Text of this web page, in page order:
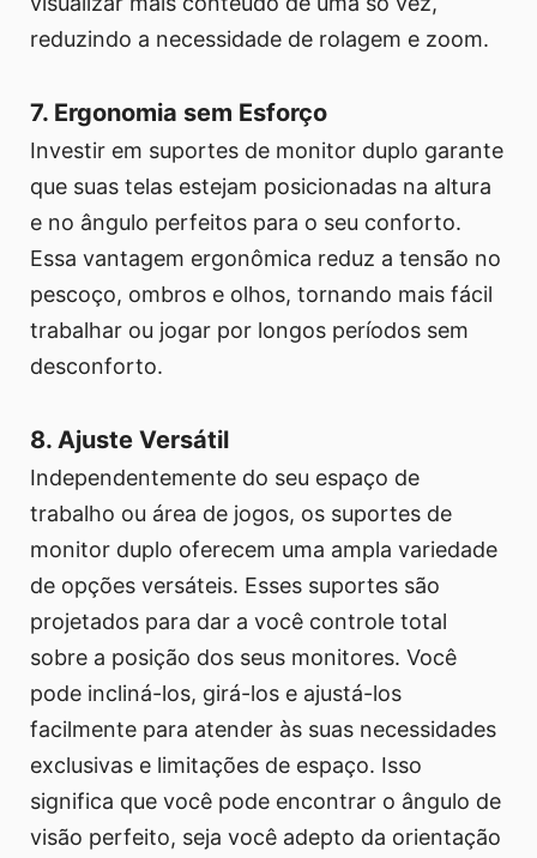
reduzindo a necessidade de rolagem e zoom.
7. Ergonomia sem Esforço
Investir em suportes de monitor duplo garante
que suas telas estejam posicionadas na altura
e no ângulo perfeitos para o seu conforto.
Essa vantagem ergonômica reduz a tensão no
pescoço, ombros e olhos, tornando mais fácil
trabalhar ou jogar por longos períodos sem
desconforto.
8. Ajuste Versátil
Independentemente do seu espaço de
trabalho ou área de jogos, os suportes de
monitor duplo oferecem uma ampla variedade
de opções versáteis. Esses suportes são
projetados para dar a você controle total
sobre a posição dos seus monitores. Você
pode incliná-los, girá-los e ajustá-los
facilmente para atender às suas necessidades
exclusivas e limitações de espaço. Isso
significa que você pode encontrar o ângulo de
visão perfeito, seja você adepto da orientação